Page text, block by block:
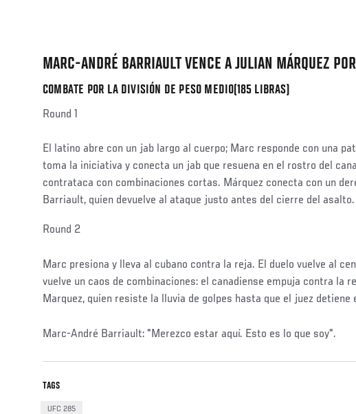
MARC-ANDRÉ BARRIAULT VENCE A JULIAN MÁRQUEZ
COMBATE POR LA DIVISIÓN DE PESO MEDIO(185 LIBRAS)
Round 1
El latino abre con un jab largo al cuerpo; Marc responde con una
toma la iniciativa y conecta un jab que resuena en el rostro del
contrataca con combinaciones cortas. Márquez conecta con un
Barriault, quien devuelve al ataque justo antes del cierre del asalto.
Social
Round 2
Marc presiona y lleva al cubano contra la reja. El duelo vuelve al
vuelve un caos de combinaciones: el canadiense empuja contra la
Marquez, quien resiste la lluvia de golpes hasta que el juez detiene
Marc-André Barriault: "Merezco estar aquí. Esto es lo que soy".
TAGS
UFC 285